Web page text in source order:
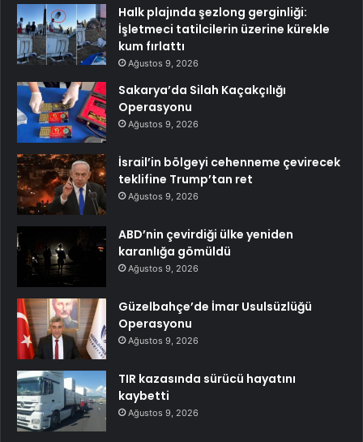
Halk plajında şezlong gerginliği:
İşletmeci tatilcilerin üzerine kürekle
kum fırlattı
Ağustos 9, 2026
Sakarya’da Silah Kaçakçılığı
Operasyonu
Ağustos 9, 2026
İsrail’in bölgeyi cehenneme çevirecek
teklifine Trump’tan ret
Ağustos 9, 2026
ABD’nin çevirdiği ülke yeniden
karanlığa gömüldü
Ağustos 9, 2026
Güzelbahçe’de İmar Usulsüzlüğü
Operasyonu
Ağustos 9, 2026
TIR kazasında sürücü hayatını
kaybetti
Ağustos 9, 2026